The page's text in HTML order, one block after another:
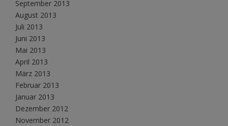
September 2013
August 2013
Juli 2013
Juni 2013
Mai 2013
April 2013
März 2013
Februar 2013
Januar 2013
Dezember 2012
November 2012